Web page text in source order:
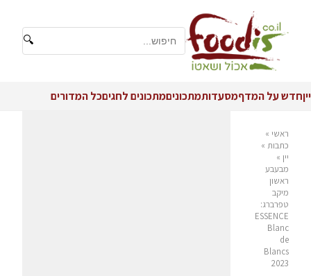
🔍
ייןחדש על המדףמסעדותמתכוניםמתכונים לחגיםכל המדורים
ראשי »
כתבות »
יין »
מבעבע
ראשון
מיקב
טפרברג:
ESSENCE
Blanc
de
Blancs
2023